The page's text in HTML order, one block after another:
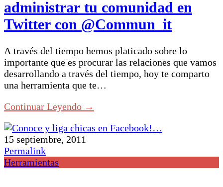
administrar tu comunidad en
Twitter con @Commun_it
A través del tiempo hemos platicado sobre lo
importante que es procurar las relaciones que vamos
desarrollando a través del tiempo, hoy te comparto
una herramienta que te…
Continuar Leyendo →
15 septiembre, 2011
Permalink
Herramientas